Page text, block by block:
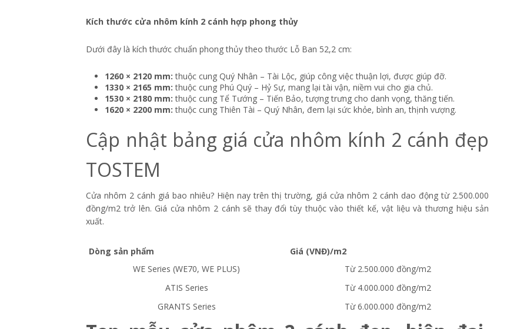
Kích thước cửa nhôm kính 2 cánh hợp phong thủy
Dưới đây là kích thước chuẩn phong thủy theo thước Lỗ Ban 52,2 cm:
1260 × 2120 mm: thuộc cung Quý Nhân – Tài Lộc, giúp công việc thuận lợi, được giúp đỡ.
1330 × 2165 mm: thuộc cung Phú Quý – Hỷ Sự, mang lại tài vận, niềm vui cho gia chủ.
1530 × 2180 mm: thuộc cung Tể Tướng – Tiến Bảo, tượng trưng cho danh vọng, thăng tiến.
1620 × 2200 mm: thuộc cung Thiên Tài – Quý Nhân, đem lại sức khỏe, bình an, thịnh vượng.
Cập nhật bảng giá cửa nhôm kính 2 cánh đẹp
TOSTEM
Cửa nhôm 2 cánh giá bao nhiêu? Hiện nay trên thị trường, giá cửa nhôm 2 cánh dao động từ 2.500.000
đồng/m2 trở lên. Giá cửa nhôm 2 cánh sẽ thay đổi tùy thuộc vào thiết kế, vật liệu và thương hiệu sản
xuất.
Dòng sản phẩm
Giá (VNĐ)/m2
WE Series (WE70, WE PLUS)
Từ 2.500.000 đồng/m2
ATIS Series
Từ 4.000.000 đồng/m2
GRANTS Series
Từ 6.000.000 đồng/m2